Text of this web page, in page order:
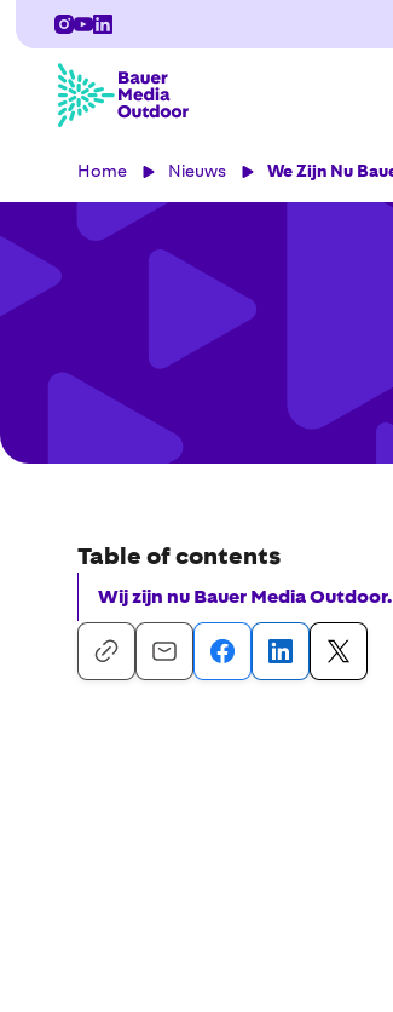
Home Nieuws We Zijn Nu
Table of contents
Wij zijn nu Bauer Media Outdoor.